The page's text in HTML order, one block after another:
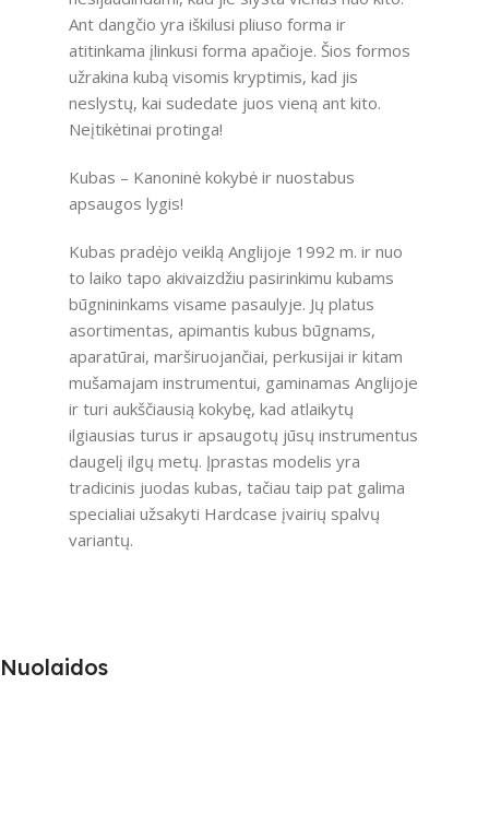
Ant dangčio yra iškilusi pliuso forma ir
atitinkama įlinkusi forma apačioje. Šios formos
užrakina kubą visomis kryptimis, kad jis
neslystų, kai sudedate juos vieną ant kito.
Neįtikėtinai protinga!
Kubas – Kanoninė kokybė ir nuostabus
apsaugos lygis!
Kubas pradėjo veiklą Anglijoje 1992 m. ir nuo
to laiko tapo akivaizdžiu pasirinkimu kubams
būgnininkams visame pasaulyje. Jų platus
asortimentas, apimantis kubus būgnams,
aparatūrai, marširuojančiai, perkusijai ir kitam
mušamajam instrumentui, gaminamas Anglijoje
ir turi aukščiausią kokybę, kad atlaikytų
ilgiausias turus ir apsaugotų jūsų instrumentus
daugelį ilgų metų. Įprastas modelis yra
tradicinis juodas kubas, tačiau taip pat galima
specialiai užsakyti Hardcase įvairių spalvų
variantų.
Nuolaidos